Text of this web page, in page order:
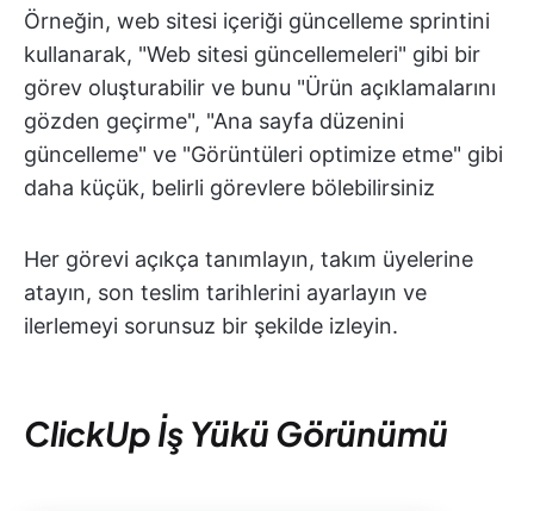
Örneğin, web sitesi içeriği güncelleme sprintini
kullanarak, "Web sitesi güncellemeleri" gibi bir
görev oluşturabilir ve bunu "Ürün açıklamalarını
gözden geçirme", "Ana sayfa düzenini
güncelleme" ve "Görüntüleri optimize etme" gibi
daha küçük, belirli görevlere bölebilirsiniz
Her görevi açıkça tanımlayın, takım üyelerine
atayın, son teslim tarihlerini ayarlayın ve
ilerlemeyi sorunsuz bir şekilde izleyin.
ClickUp İş Yükü Görünümü